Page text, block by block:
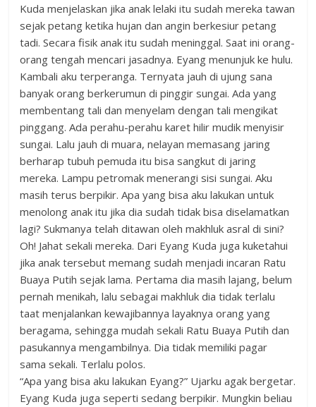
Kuda menjelaskan jika anak lelaki itu sudah mereka tawan
sejak petang ketika hujan dan angin berkesiur petang
tadi. Secara fisik anak itu sudah meninggal. Saat ini orang-
orang tengah mencari jasadnya. Eyang menunjuk ke hulu.
Kambali aku terperanga. Ternyata jauh di ujung sana
banyak orang berkerumun di pinggir sungai. Ada yang
membentang tali dan menyelam dengan tali mengikat
pinggang. Ada perahu-perahu karet hilir mudik menyisir
sungai. Lalu jauh di muara, nelayan memasang jaring
berharap tubuh pemuda itu bisa sangkut di jaring
mereka. Lampu petromak menerangi sisi sungai. Aku
masih terus berpikir. Apa yang bisa aku lakukan untuk
menolong anak itu jika dia sudah tidak bisa diselamatkan
lagi? Sukmanya telah ditawan oleh makhluk asral di sini?
Oh! Jahat sekali mereka. Dari Eyang Kuda juga kuketahui
jika anak tersebut memang sudah menjadi incaran Ratu
Buaya Putih sejak lama. Pertama dia masih lajang, belum
pernah menikah, lalu sebagai makhluk dia tidak terlalu
taat menjalankan kewajibannya layaknya orang yang
beragama, sehingga mudah sekali Ratu Buaya Putih dan
pasukannya mengambilnya. Dia tidak memiliki pagar
sama sekali. Terlalu polos.
“Apa yang bisa aku lakukan Eyang?” Ujarku agak bergetar.
Eyang Kuda juga seperti sedang berpikir. Mungkin beliau